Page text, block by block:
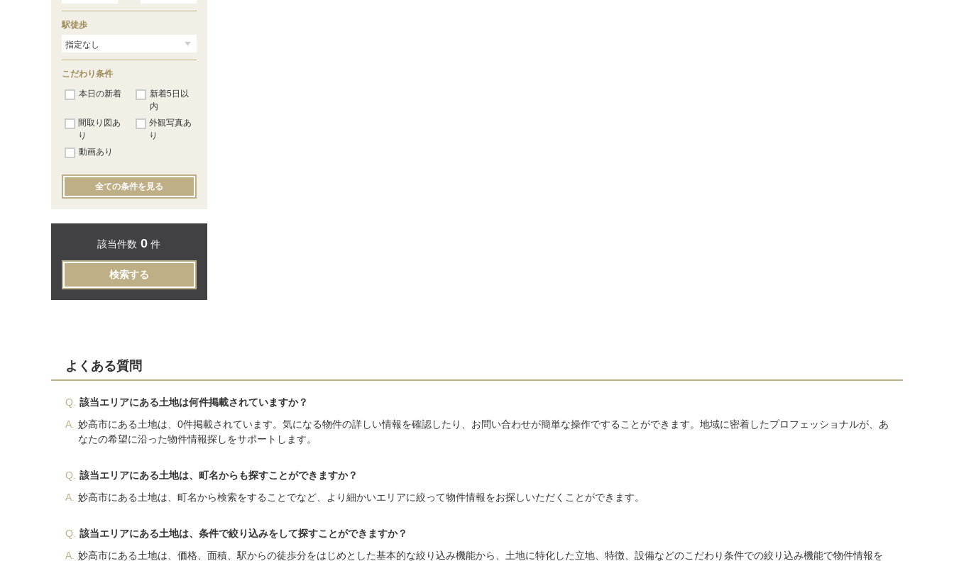
駅徒歩
こだわり条件
本日の新着
新着5日以
内
間取り図あ
り
外観写真あ
り
動画あり
全ての条件を見る
該当件数 0 件
検索する
よくある質問
Q.
該当エリアにある土地は何件掲載されていますか？
A. 妙高市にある土地は、0件掲載されています。気になる物件の詳しい情報を確認したり、お問い合わせが簡単な操作ですることができます。地域に密着したプロフェッショナルが、あ
なたの希望に沿った物件情報探しをサポートします。
Q.
該当エリアにある土地は、町名からも探すことができますか？
A. 妙高市にある土地は、町名から検索をすることでなど、より細かいエリアに絞って物件情報をお探しいただくことができます。
Q.
該当エリアにある土地は、条件で絞り込みをして探すことができますか？
A. 妙高市にある土地は、価格、面積、駅からの徒歩分をはじめとした基本的な絞り込み機能から、土地に特化した立地、特徴、設備などのこだわり条件での絞り込み機能で物件情報を